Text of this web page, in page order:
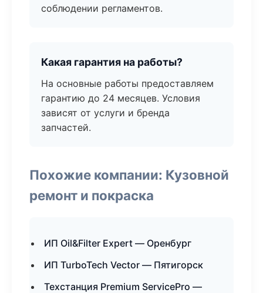
соблюдении регламентов.
Какая гарантия на работы?
На основные работы предоставляем
гарантию до 24 месяцев. Условия
зависят от услуги и бренда
запчастей.
Похожие компании: Кузовной
ремонт и покраска
ИП Oil&Filter Expert — Оренбург
ИП TurboTech Vector — Пятигорск
Техстанция Premium ServicePro —